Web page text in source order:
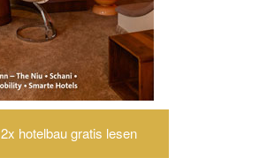
2x hotelbau gratis lesen